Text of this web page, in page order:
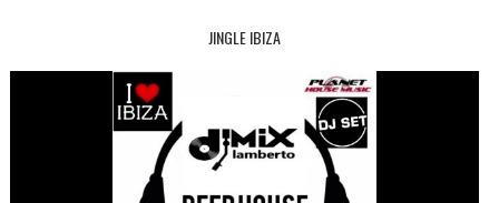
JINGLE IBIZA